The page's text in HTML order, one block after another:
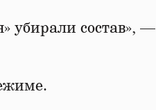
убирали состав»,